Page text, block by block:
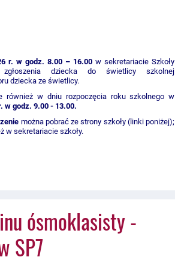
r. w godz. 8.00 – 16.00 w sekretariacie Szkoły
dziecka do świetlicy szkolnej
dziecka ze świetlicy.
również w dniu rozpoczęcia roku szkolnego w
w godz. 9.00 - 13.00.
można pobrać ze strony szkoły (linki poniżej);
w sekretariacie szkoły.
ósmoklasisty -
SP7